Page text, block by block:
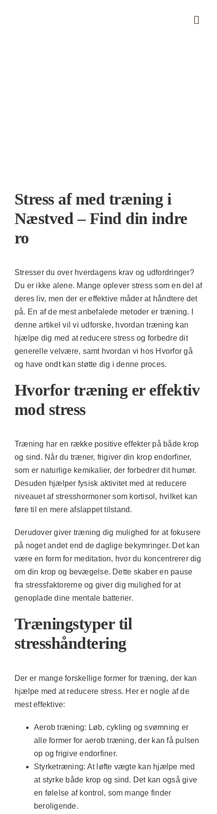
Stress af med træning i
Næstved – Find din indre
ro
Stresser du over hverdagens krav og udfordringer?
Du er ikke alene. Mange oplever stress som en del af
deres liv, men der er effektive måder at håndtere det
på. En af de mest anbefalede metoder er træning. I
denne artikel vil vi udforske, hvordan træning kan
hjælpe dig med at reducere stress og forbedre dit
generelle velvære, samt hvordan vi hos Hvorfor gå
og have ondt kan støtte dig i denne proces.
Hvorfor træning er effektiv
mod stress
Træning har en række positive effekter på både krop
og sind. Når du træner, frigiver din krop endorfiner,
som er naturlige kemikalier, der forbedrer dit humør.
Desuden hjælper fysisk aktivitet med at reducere
niveauet af stresshormoner som kortisol, hvilket kan
føre til en mere afslappet tilstand.
Derudover giver træning dig mulighed for at fokusere
på noget andet end de daglige bekymringer. Det kan
være en form for meditation, hvor du koncentrerer dig
om din krop og bevægelse. Dette skaber en pause
fra stressfaktorerne og giver dig mulighed for at
genoplade dine mentale batterier.
Træningstyper til
stresshåndtering
Der er mange forskellige former for træning, der kan
hjælpe med at reducere stress. Her er nogle af de
mest effektive:
Aerob træning: Løb, cykling og svømning er
alle former for aerob træning, der kan få pulsen
op og frigive endorfiner.
Styrketræning: At løfte vægte kan hjælpe med
at styrke både krop og sind. Det kan også give
en følelse af kontrol, som mange finder
beroligende.